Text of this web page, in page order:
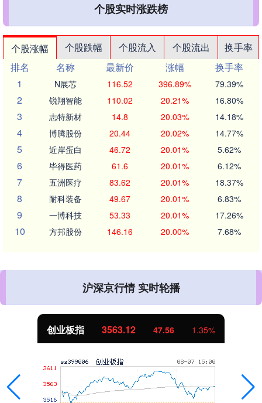
个股实时涨跌榜
个股涨幅 个股跌幅 个股流入 个股流出
换手率
排名
名称 最新价 涨幅
换手率
1
N展芯 116.52 396.89% 79.39%
2 锐翔智能 110.02 20.21% 16.80%
3 志特新材 14.8 20.03% 14.18%
4 博腾股份 20.44 20.02% 14.77%
5 近岸蛋白 46.72 20.01% 5.62%
6 毕得医药 61.6 20.01% 6.12%
7 五洲医疗 83.62 20.01% 18.37%
8 耐科装备 49.67 20.01% 6.83%
9 一博科技 53.33 20.01% 17.26%
10 方邦股份 146.16 20.00% 7.68%
沪深京行情 实时轮播
创业板指 3563.12 47.56 1.35%